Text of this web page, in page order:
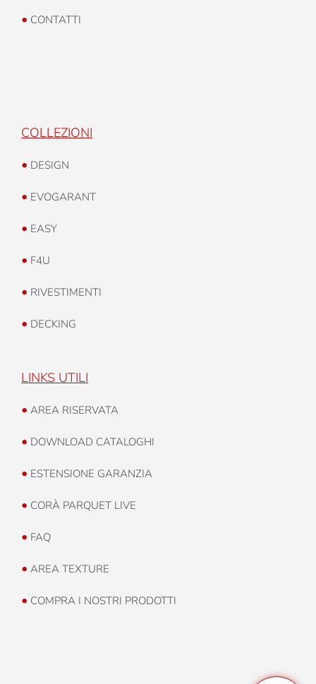
• CONTATTI
COLLEZIONI
• DESIGN
• EVOGARANT
• EASY
• F4U
• RIVESTIMENTI
• DECKING
LINKS UTILI
• AREA RISERVATA
• DOWNLOAD CATALOGHI
• ESTENSIONE GARANZIA
• CORÀ PARQUET LIVE
• FAQ
• AREA TEXTURE
• COMPRA I NOSTRI PRODOTTI